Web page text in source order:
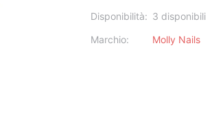
Disponibilità: 3 disponibili
Marchio:
Molly Nails